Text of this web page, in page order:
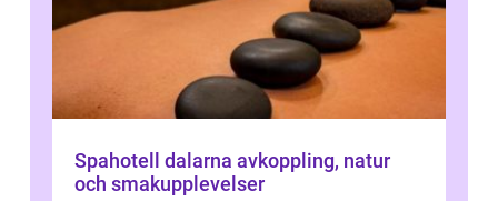
Spahotell dalarna avkoppling, natur
och smakupplevelser